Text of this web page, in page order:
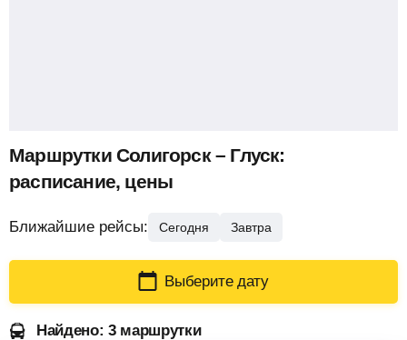
Маршрутки Солигорск – Глуск:
расписание, цены
Ближайшие рейсы: Сегодня Завтра
Выберите дату
Найдено: 3 маршрутки